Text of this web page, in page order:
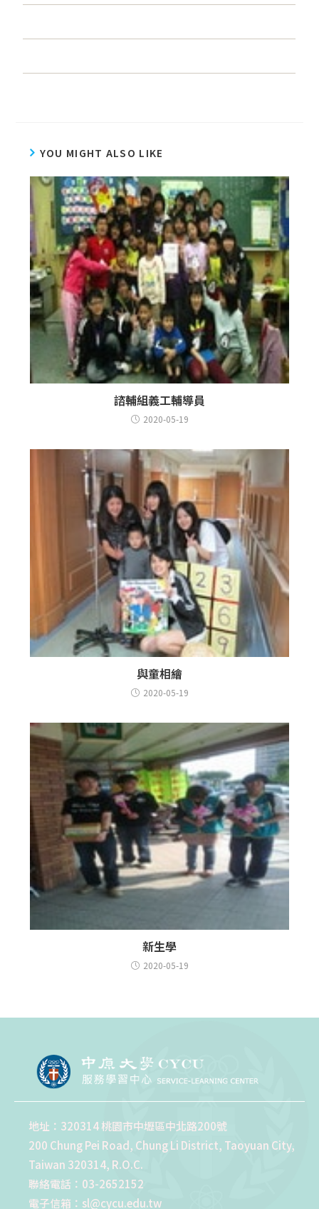
YOU MIGHT ALSO LIKE
諮輔組義工輔導員
2020-05-19
與童相繪
2020-05-19
新生學
2020-05-19
地址：320314 桃園市中壢區中北路200號
200 Chung Pei Road, Chung Li District, Taoyuan City,
Taiwan 320314, R.O.C.
聯絡電話：03-2652152
電子信箱：sl@cycu.edu.tw